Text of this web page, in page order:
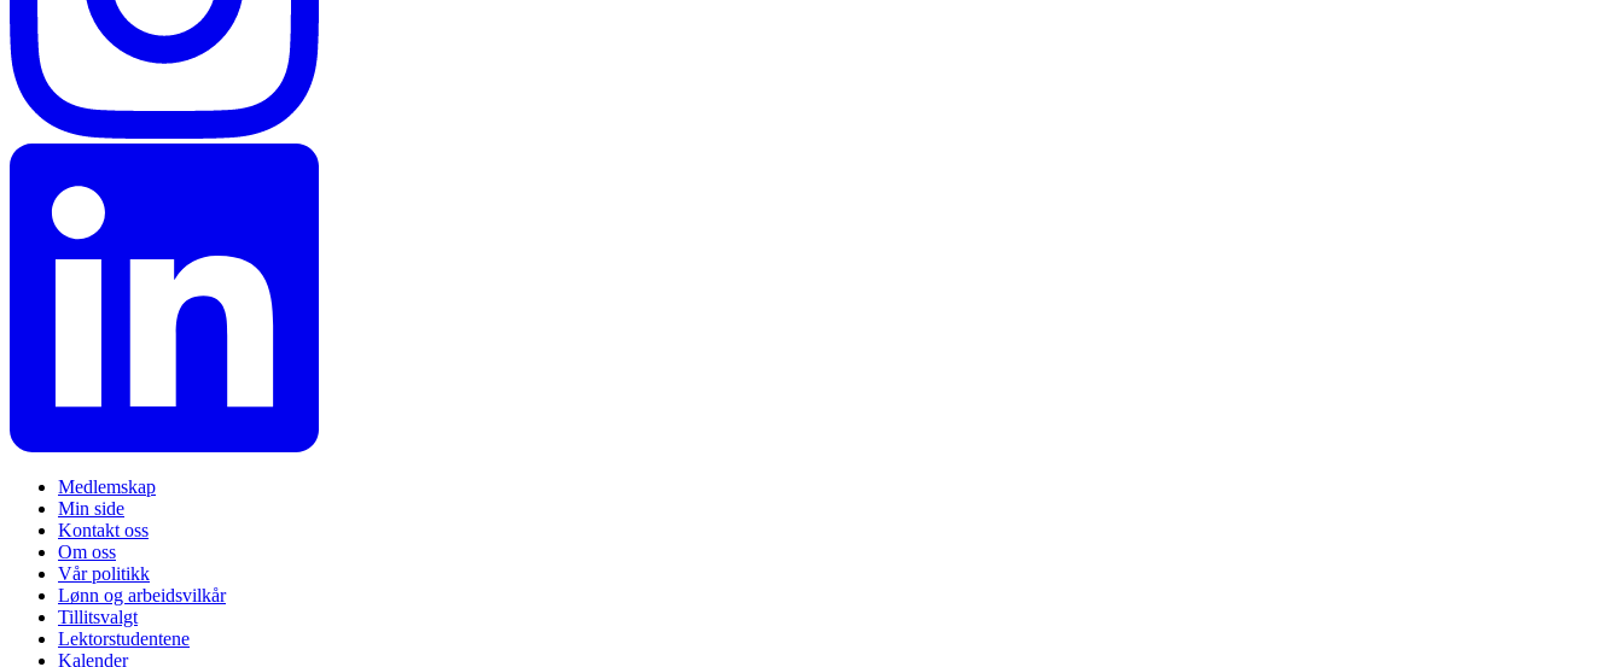
Medlemskap
Min side
Kontakt oss
Om oss
Vår politikk
Lønn og arbeidsvilkår
Tillitsvalgt
Lektorstudentene
Kalender